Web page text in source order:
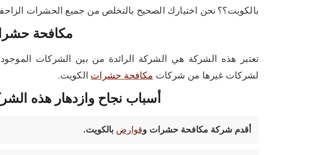
بالكويت؟؟ نحن اختيارك الصحيح بالتخلص من جميع الحشرات
مكافحة
تعتبر هذه الشركة هي الشركة الرائدة من بين الشركات
لشركات غيرها من شركات مكافحة حشرات الكويت.
أسباب نجاح وازدهار هذه
أقدم شركة مكافحة حشرات وقوارض بالكويت.